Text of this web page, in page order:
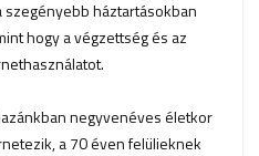
háztartásokban
hogy a végzettség és az
negyvenéves életkor
a 70 éven felülieknek